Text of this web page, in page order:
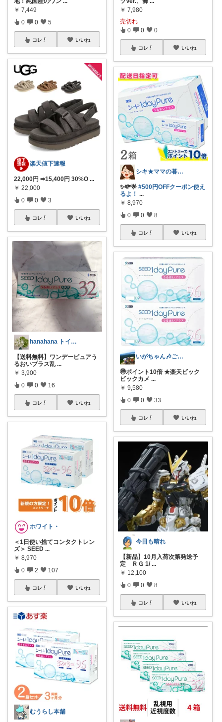
￥ 7,449
0 0 5
コレ いいね
楽天値下速報
22,000円 ➡15,400円 30%O ...
￥ 22,000
0 0 3
コレ いいね
hanahana トイストーリー5観たい
【送料無料】ワンデーピュアう
るおいプラス乱 ...
￥ 3,900
0 0 16
コレ いいね
ホワイト・
＜1日使い捨てコンタクトレン
ズ＞ SEED ...
￥ 8,970
0 2 107
コレ いいね
むうらし本舗
￥ 7,980
売切れ
0 0 0
コレ いいね
シキ★ママの暮らし、キッズ
✨💸🌟 #500円OFFクーポン使え
るよ！ ...
￥ 8,970
0 0 8
コレ いいね
いがちゃん🎶ご購入感謝です🎶
🉐ポイント10倍 ★楽天ビック
ビックカメ ...
￥ 9,580
0 0 33
コレ いいね
今日も晴れ
【新品】10月入荷次第発送予
定 ＲＧ 1/ ...
￥ 12,100
0 0 8
コレ いいね